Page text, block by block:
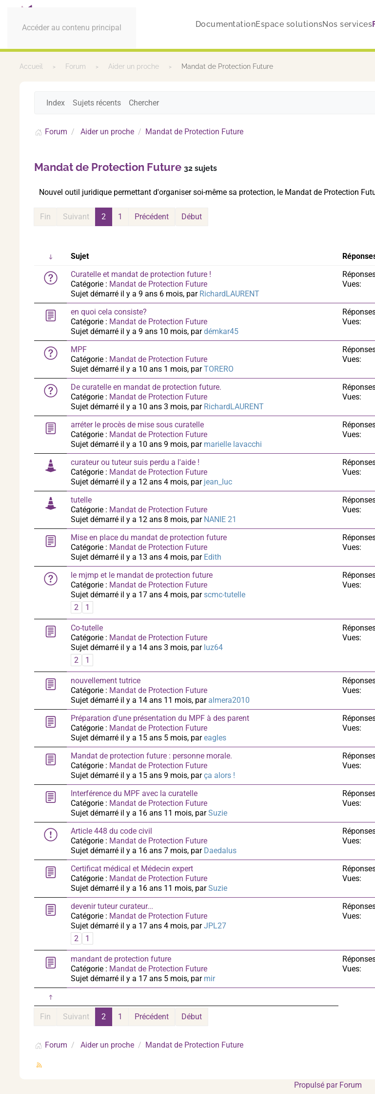
Accéder au contenu principal DocumentationEspace solutionsNos services
Accueil Forum Aider un proche Mandat de Protection Future
Index Sujets récents Chercher
Forum Aider un proche Mandat de Protection Future
Mandat de Protection Future 32 sujets
Nouvel outil juridique permettant d'organiser soi-même sa protection, le Mandat de Protection
Début
Précédent
1
2
Suivant
Fin
Sujet
Curatelle et mandat de protection future !
Catégorie : Mandat de Protection Future
Sujet démarré il y a 9 ans 6 mois, par RichardLAURENT
Vues:
en quoi cela consiste?
Catégorie : Mandat de Protection Future
Sujet démarré il y a 9 ans 10 mois, pardémkar45
Vues:
MPF
Catégorie : Mandat de Protection Future
Sujet démarré il y a 10 ans 1 mois, parTORERO
Vues:
De curatelle en mandat de protection future.
Catégorie : Mandat de Protection Future
Sujet démarré il y a 10 ans 3 mois, par RichardLAURENT
Vues:
arréter le procès de mise sous curatelle
Catégorie : Mandat de Protection Future
Sujet démarré il y a 10 ans 9 mois, par marielle lavacchi
Vues:
curateur ou tuteur suis perdu a l'aide !
Catégorie : Mandat de Protection Future
Sujet démarré il y a 12 ans 4 mois, par jean_luc
Vues:
tutelle
Catégorie : Mandat de Protection Future
Sujet démarré il y a 12 ans 8 mois, par NANIE 21
Vues:
Mise en place du mandat de protection future
Catégorie : Mandat de Protection Future
Sujet démarré il y a 13 ans 4 mois, par Edith
Vues:
le mjmp et le mandat de protection future
Catégorie : Mandat de Protection Future
Sujet démarré il y a 17 ans 4 mois, parscmc-tutelle
1
2
Vues:
Co-tutelle
Catégorie : Mandat de Protection Future
Sujet démarré il y a 14 ans 3 mois, par luz64
1
2
Vues:
nouvellement tutrice
Catégorie : Mandat de Protection Future
Sujet démarré il y a 14 ans 11 mois, par almera2010
Vues:
Préparation d'une présentation du MPF à des parent
Catégorie : Mandat de Protection Future
Sujet démarré il y a 15 ans 5 mois, pareagles
Vues:
Mandat de protection future : personne morale.
Catégorie : Mandat de Protection Future
Sujet démarré il y a 15 ans 9 mois, parça alors !
Vues:
Interférence du MPF avec la curatelle
Catégorie : Mandat de Protection Future
Sujet démarré il y a 16 ans 11 mois, parSuzie
Vues:
Article 448 du code civil
Catégorie : Mandat de Protection Future
Sujet démarré il y a 16 ans 7 mois, par Daedalus
Vues:
Certificat médical et Médecin expert
Catégorie : Mandat de Protection Future
Sujet démarré il y a 16 ans 11 mois, parSuzie
Vues:
devenir tuteur curateur...
Catégorie : Mandat de Protection Future
Sujet démarré il y a 17 ans 4 mois, parJPL27
1
2
Vues:
mandant de protection future
Catégorie : Mandat de Protection Future
Sujet démarré il y a 17 ans 5 mois, par mir
Vues:
Début
Précédent
1
2
Suivant
Fin
Forum Aider un proche Mandat de Protection Future
Propulsé par Forum